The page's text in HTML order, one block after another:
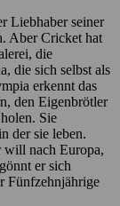
Liebhaber seiner
Aber Cricket hat
die
die sich selbst als
erkennt das
den Eigenbrötler
Sie
der sie leben.
will nach Europa,
er sich
Fünfzehnjährige